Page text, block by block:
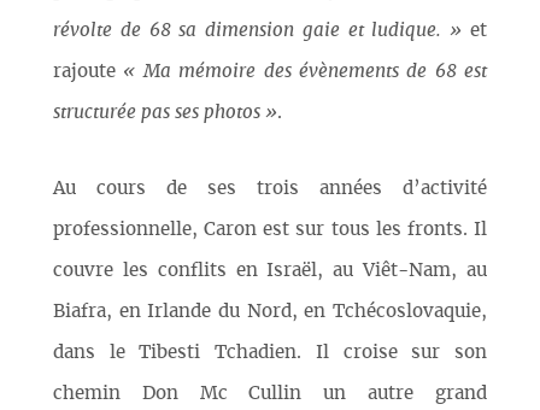
révolte de 68 sa dimension gaie et ludique. » et
rajoute « Ma mémoire des évènements de 68 est
structurée pas ses photos ».
Au cours de ses trois années d’activité
professionnelle, Caron est sur tous les fronts. Il
couvre les conflits en Israël, au Viêt-Nam, au
Biafra, en Irlande du Nord, en Tchécoslovaquie,
dans le Tibesti Tchadien. Il croise sur son
chemin Don Mc Cullin un autre grand